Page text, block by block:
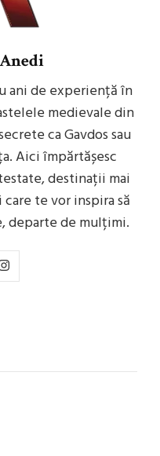
ani de experiență în
medievale din
ca Gavdos sau
Aici împărtășesc
destinații mai
te vor inspira să
departe de mulțimi.